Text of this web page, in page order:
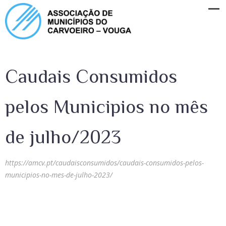
Caudais Consumidos
pelos Municipios no mês
de julho/2023
https://amcv.pt/caudaisconsumidos/caudais-consumidos-pelos-
municipios-no-mes-de-julho-2023/